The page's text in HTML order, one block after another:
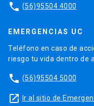
phone (56)95504 4000
EMERGENCIAS UC
Teléfono en caso de
riesgo tu vida dentro de
phone (56)95504 5000
launch Ir al sitio de